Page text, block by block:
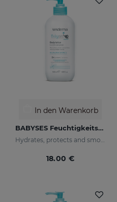
In den Warenkorb
BABYSES Feuchtigkeitslotion
Hydrates, protects and smooths skin.
18.00 €